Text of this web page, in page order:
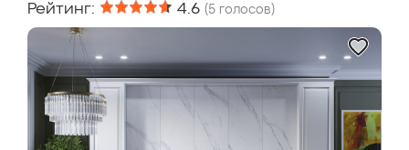
Рейтинг: 4.6 (5 голосов)